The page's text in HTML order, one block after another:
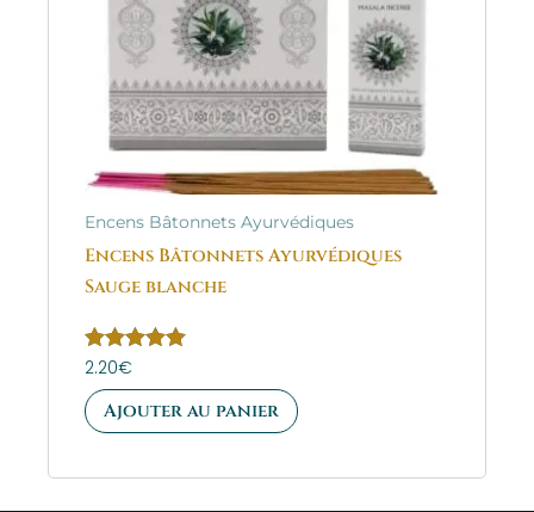
Encens Bâtonnets Ayurvédiques
Encens Bâtonnets Ayurvédiques
Sauge blanche
Note
sur 5
2.20€
Ajouter au panier